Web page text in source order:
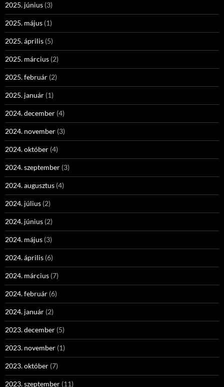
2025. június (3)
2025. május (1)
2025. április (5)
2025. március (2)
2025. február (2)
2025. január (1)
2024. december (4)
2024. november (3)
2024. október (4)
2024. szeptember (3)
2024. augusztus (4)
2024. július (2)
2024. június (2)
2024. május (3)
2024. április (6)
2024. március (7)
2024. február (6)
2024. január (2)
2023. december (5)
2023. november (1)
2023. október (7)
2023. szeptember (11)